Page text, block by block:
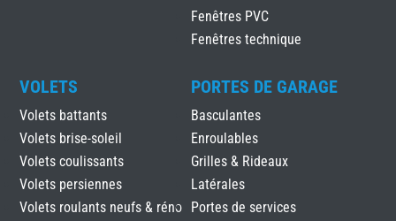
Fenêtres PVC
Fenêtres technique
VOLETS
Volets battants
Volets brise-soleil
Volets coulissants
Volets persiennes
Volets roulants neufs & réno
PORTES DE GARAGE
Basculantes
Enroulables
Grilles & Rideaux
Latérales
Portes de services